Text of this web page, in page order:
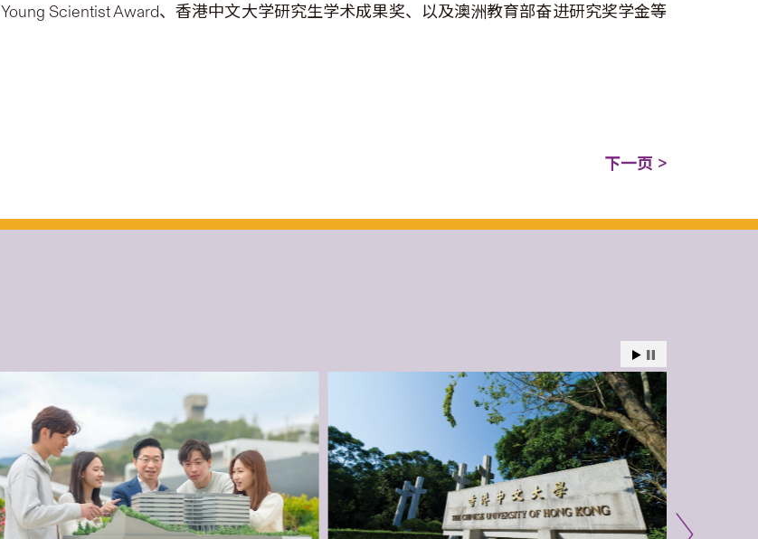
Scientist Award、香港中文大学研究生学术成果奖、以及澳洲教育部奋进研究奖学金等
下一页 >